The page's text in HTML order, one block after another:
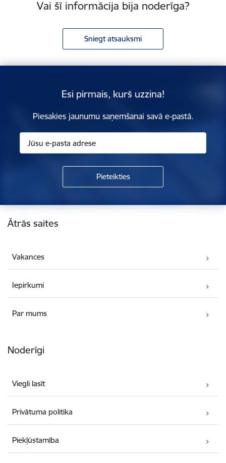
Vai šī informācija bija noderīga?
Sniegt atsauksmi
Esi pirmais, kurš uzzina!
Piesakies jaunumu saņemšanai savā e-pastā.
Kājene
Ātrās saites
Vakances
Iepirkumi
Par mums
Noderīgi
Viegli lasīt
Privātuma politika
Piekļūstamība